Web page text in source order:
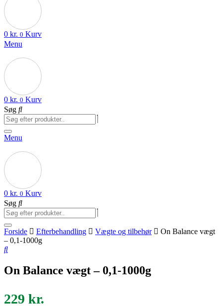
0 kr. 0 Kurv
Menu
0 kr. 0 Kurv
Søg
Menu
0 kr. 0 Kurv
Søg
Forside Efterbehandling Vægte og tilbehør
On Balance vægt
– 0,1-1000g
On Balance vægt – 0,1-1000g
229 kr.